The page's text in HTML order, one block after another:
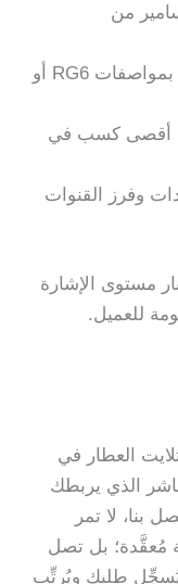
من
: يُختار كابل بمواصفات RG6 أو
أقصى كسب في
وفرز القنوات
مستوى الإشارة
العطار في
الذي يربطك
بنا، لا تمر
مُعقَّدة؛ بل تصل
يُسجِّل طلبك ويُرتِّب